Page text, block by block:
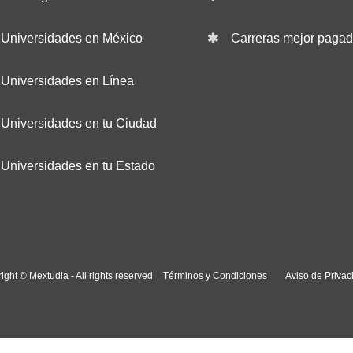
Universidades en México
Universidades en Línea
Universidades en tu Ciudad
Universidades en tu Estado
Carreras mejor
© Mextudia - All rights reserved Términos y Condiciones Aviso de